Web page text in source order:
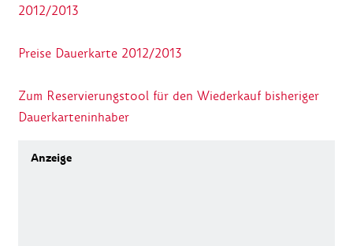
2012/2013
Preise Dauerkarte 2012/2013
Zum Reservierungstool für den Wiederkauf bisheriger
Dauerkarteninhaber